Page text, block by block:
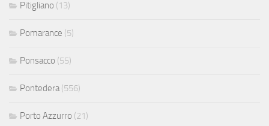
Pitigliano (13)
Pomarance (5)
Ponsacco (55)
Pontedera (556)
Porto Azzurro (21)